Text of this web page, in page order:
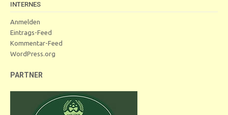
INTERNES
Anmelden
Eintrags-Feed
Kommentar-Feed
WordPress.org
PARTNER